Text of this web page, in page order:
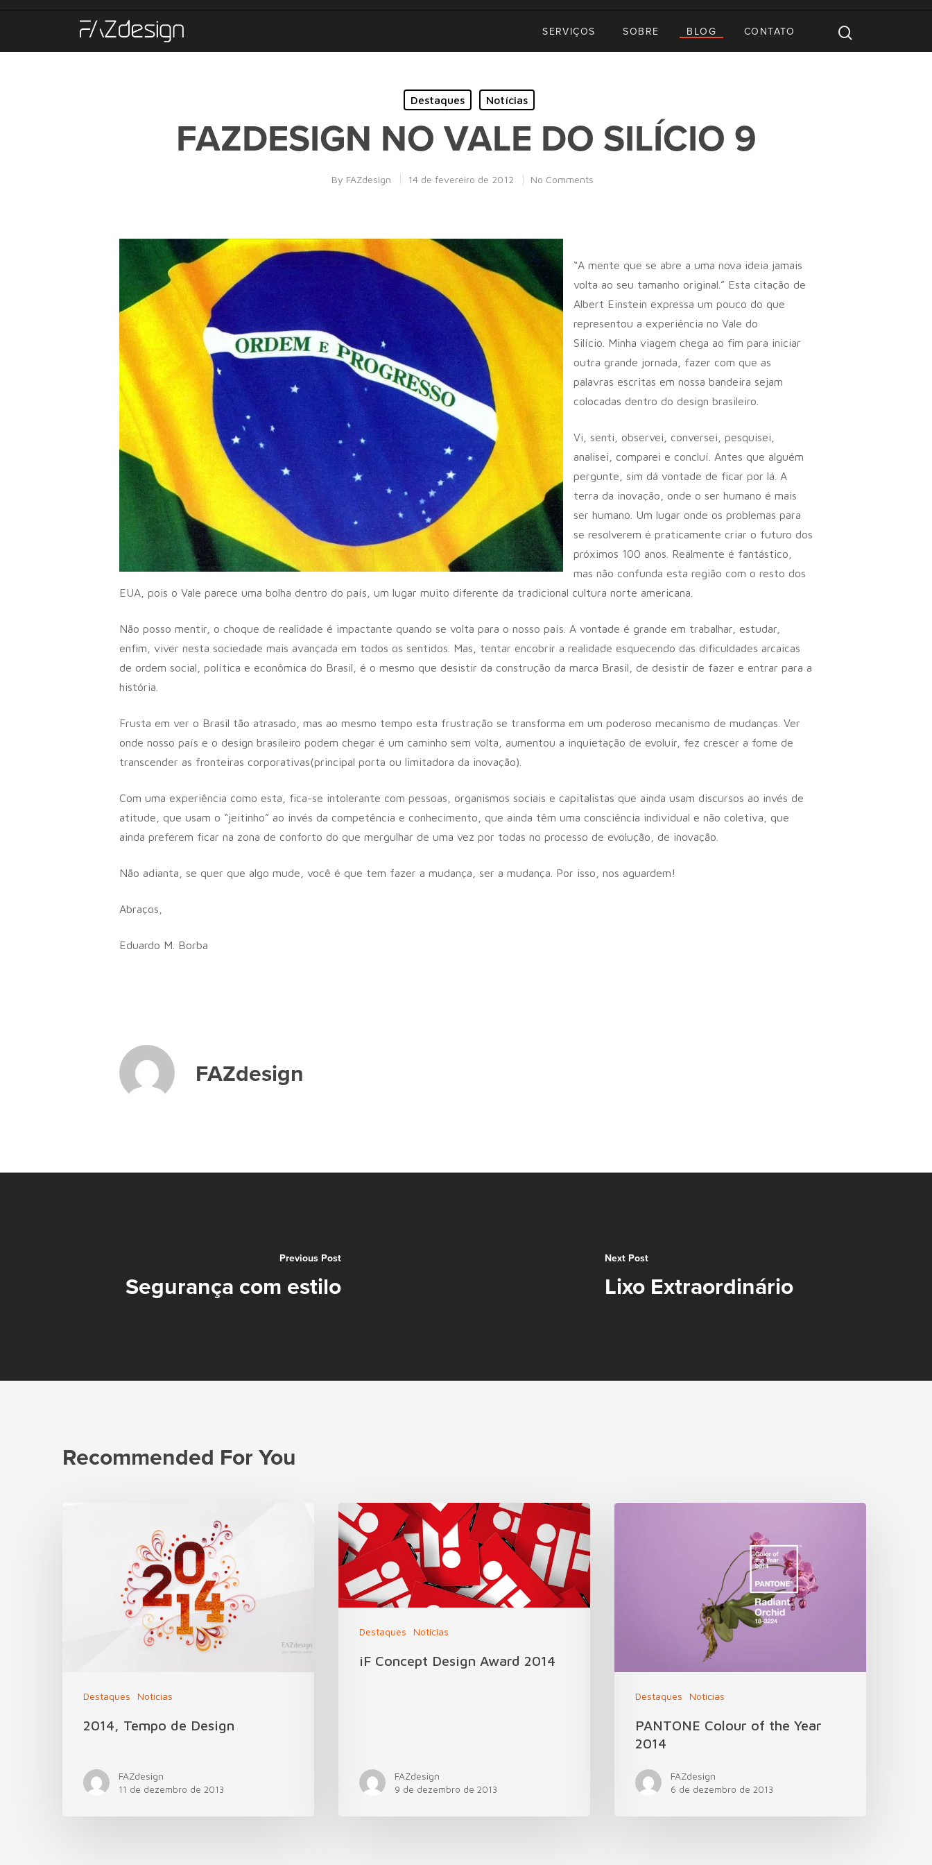
Use o ENTER para procurar ou ESC para sair
SERVIÇOS SOBRE BLOG CONTATO
Destaques Notícias
FAZDESIGN NO VALE DO SILÍCIO 9
By FAZdesign 14 de fevereiro de 2012 No Comments
“A mente que se abre a uma nova ideia jamais
volta ao seu tamanho original.” Esta citação de
Albert Einstein expressa um pouco do que
representou a experiência no Vale do
Silício. Minha viagem chega ao fim para iniciar
outra grande jornada, fazer com que as
palavras escritas em nossa bandeira sejam
colocadas dentro do design brasileiro.
Vi, senti, observei, conversei, pesquisei,
analisei, comparei e concluí. Antes que alguém
pergunte, sim dá vontade de ficar por lá. A
terra da inovação, onde o ser humano é mais
ser humano. Um lugar onde os problemas para
se resolverem é praticamente criar o futuro dos
próximos 100 anos. Realmente é fantástico,
mas não confunda esta região com o resto dos
EUA, pois o Vale parece uma bolha dentro do país, um lugar muito diferente da tradicional cultura norte americana.
Não posso mentir, o choque de realidade é impactante quando se volta para o nosso país. A vontade é grande em trabalhar, estudar,
enfim, viver nesta sociedade mais avançada em todos os sentidos. Mas, tentar encobrir a realidade esquecendo das dificuldades arcaicas
de ordem social, política e econômica do Brasil, é o mesmo que desistir da construção da marca Brasil, de desistir de fazer e entrar para a
história.
Frusta em ver o Brasil tão atrasado, mas ao mesmo tempo esta frustração se transforma em um poderoso mecanismo de mudanças. Ver
onde nosso país e o design brasileiro podem chegar é um caminho sem volta, aumentou a inquietação de evoluir, fez crescer a fome de
transcender as fronteiras corporativas(principal porta ou limitadora da inovação).
Com uma experiência como esta, fica-se intolerante com pessoas, organismos sociais e capitalistas que ainda usam discursos ao invés de
atitude, que usam o “jeitinho” ao invés da competência e conhecimento, que ainda têm uma consciência individual e não coletiva, que
ainda preferem ficar na zona de conforto do que mergulhar de uma vez por todas no processo de evolução, de inovação.
Não adianta, se quer que algo mude, você é que tem fazer a mudança, ser a mudança. Por isso, nos aguardem!
Abraços,
Eduardo M. Borba
FAZdesign
Previous Post
Segurança com estilo
Next Post
Lixo Extraordinário
Recommended For You
Destaques Notícias
2014, Tempo de Design
FAZdesign
11 de dezembro de 2013
Destaques Notícias
iF Concept Design Award 2014
FAZdesign
9 de dezembro de 2013
Destaques Notícias
PANTONE Colour of the Year
2014
FAZdesign
6 de dezembro de 2013